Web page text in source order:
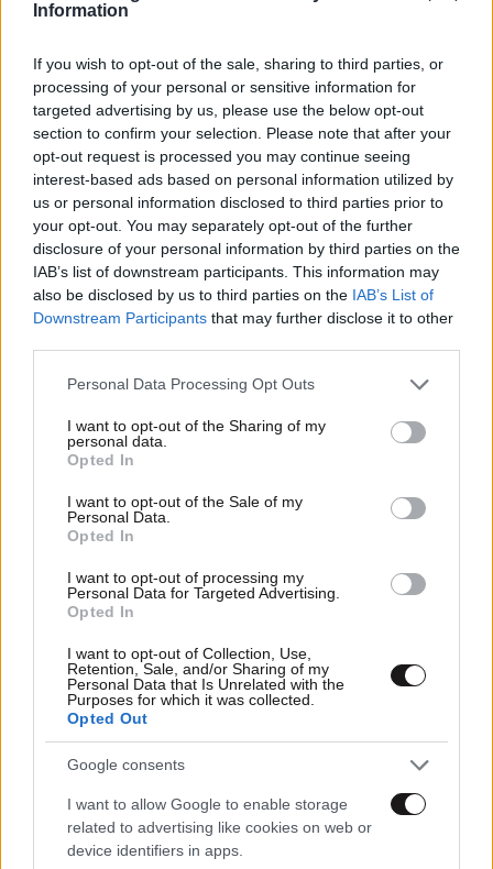
Information
If you wish to opt-out of the sale, sharing to third parties, or
processing of your personal or sensitive information for
targeted advertising by us, please use the below opt-out
section to confirm your selection. Please note that after your
opt-out request is processed you may continue seeing
interest-based ads based on personal information utilized by
us or personal information disclosed to third parties prior to
your opt-out. You may separately opt-out of the further
disclosure of your personal information by third parties on the
IAB’s list of downstream participants. This information may
also be disclosed by us to third parties on the IAB’s List of
Downstream Participants that may further disclose it to other
Please note that this website/app uses one or more Google
not limited to your visit or usage behaviour. You may click to
grant or deny consent to Google and its third-party tags to
use your data for below specified purposes in below Google
consent section.
Personal Data Processing Opt Outs
I want to opt-out of the Sharing of my
personal data.
Opted In
I want to opt-out of the Sale of my
Personal Data.
Opted In
I want to opt-out of processing my
Personal Data for Targeted Advertising.
Opted In
I want to opt-out of Collection, Use,
Retention, Sale, and/or Sharing of my
Personal Data that Is Unrelated with the
Purposes for which it was collected.
Opted Out
Google consents
I want to allow Google to enable storage
related to advertising like cookies on web or
device identifiers in apps.
13·05·2026 19:47
«Αλ Τσαντίρι Νιουζ» με τον Λάκη Λαζόπουλο:
Καλεσμένος ο Αντώνης Ρέμος